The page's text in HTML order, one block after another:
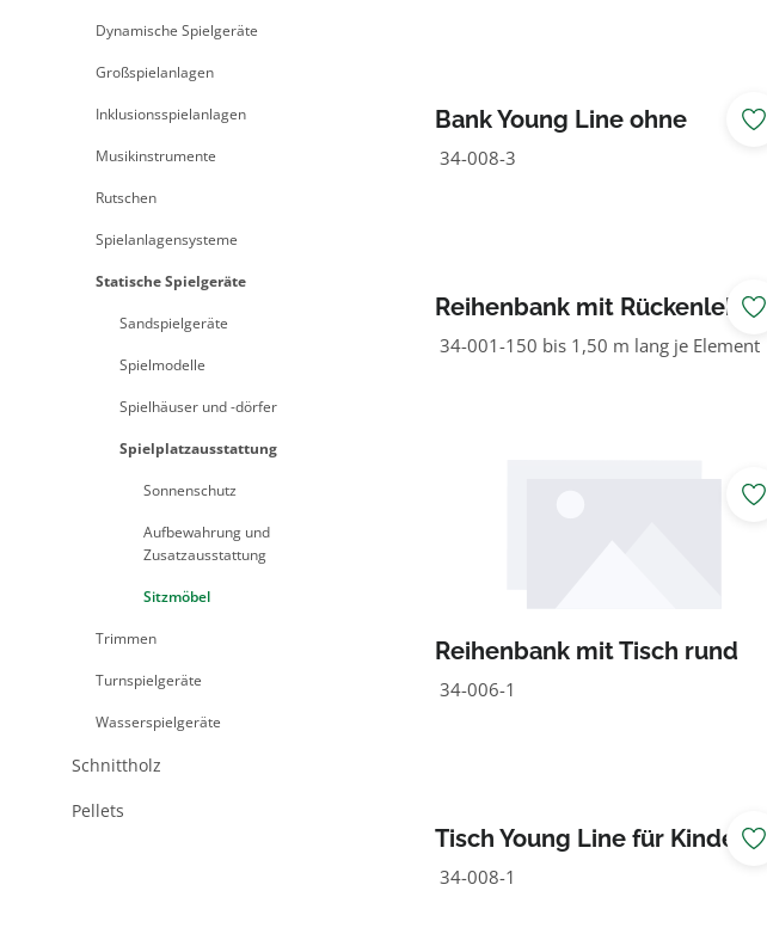
Dynamische Spielgeräte
Großspielanlagen
Inklusionsspielanlagen
Musikinstrumente
Rutschen
Spielanlagensysteme
Statische Spielgeräte
Sandspielgeräte
Spielmodelle
Spielhäuser und -dörfer
Spielplatzausstattung
Sonnenschutz
Aufbewahrung und
Zusatzausstattung
Sitzmöbel
Trimmen
Turnspielgeräte
Wasserspielgeräte
Schnittholz
Pellets
Bank Young Line ohne
Rückenlehne für Kinder
34-008-3
Reihenbank mit Rückenlehne
34-001-150 bis 1,50 m lang je Element
Reihenbank mit Tisch rund
34-006-1
Tisch Young Line für Kinder
34-008-1